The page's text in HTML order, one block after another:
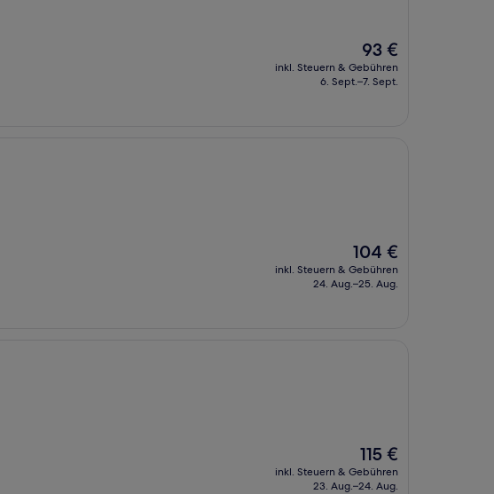
Der
Preis
beträgt
93 €
inkl. Steuern & Gebühren
6. Sept.–7. Sept.
Der
Preis
beträgt
104 €
inkl. Steuern & Gebühren
24. Aug.–25. Aug.
Der
Preis
beträgt
115 €
inkl. Steuern & Gebühren
23. Aug.–24. Aug.